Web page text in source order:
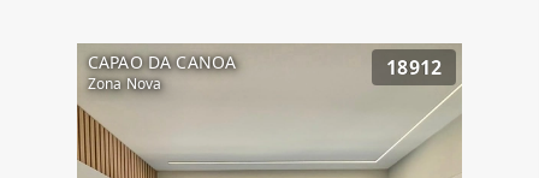
CAPAO DA CANOA
Zona Nova
18912